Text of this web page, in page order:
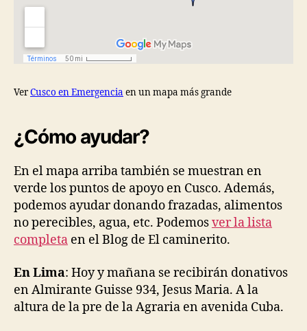
VerCusco en Emergencia en un mapa más grande
¿Cómo ayudar?
En el mapa arriba también se muestran en
verde los puntos de apoyo en Cusco. Además,
podemos ayudar donando frazadas, alimentos
no perecibles, agua, etc. Podemosver la lista
completa en el Blog de El caminerito.
En Lima: Hoy y mañana se recibirán donativos
en Almirante Guisse 934, Jesus Maria. A la
altura de la pre de la Agraria en avenida Cuba.